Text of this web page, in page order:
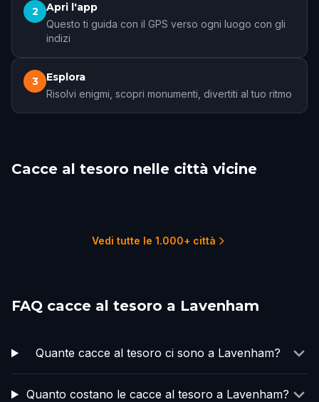
2 Apri l'app
Questo ti guida con il GPS verso ogni luogo con gli
indizi
3 Esplora
Risolvi enigmi, scopri monumenti, divertiti al tuo ritmo
Cacce al tesoro nelle città vicine
Vedi tutte le 1.000+ città
FAQ cacce al tesoro a Lavenham
Quante cacce al tesoro ci sono a Lavenham?
Quanto costano le cacce al tesoro a Lavenham?